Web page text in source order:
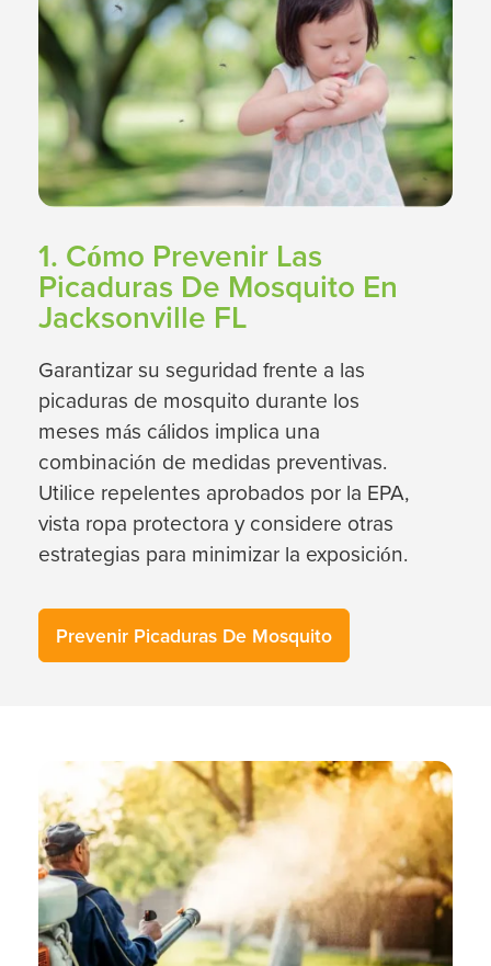
1. Cómo Prevenir Las
Picaduras De Mosquito En
Jacksonville FL
Garantizar su seguridad frente a las
picaduras de mosquito durante los
meses más cálidos implica una
combinación de medidas preventivas.
Utilice repelentes aprobados por la EPA,
vista ropa protectora y considere otras
estrategias para minimizar la exposición.
Prevenir Picaduras De Mosquito